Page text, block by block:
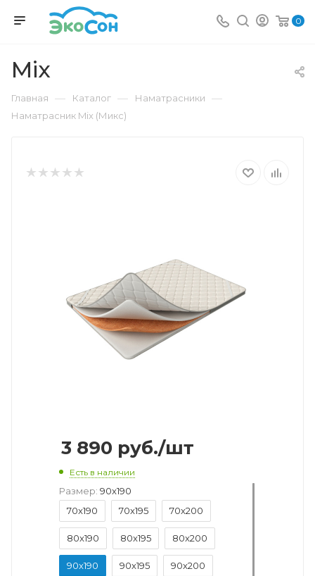
0
Mix
Главная — Каталог — Наматрасники —
Наматрасник Mix (Микс)
3 890 руб./шт
Есть в наличии
Размер: 90x190
70x190
70x195 70x200
80x190 80x195 80x200
90x190 90x195 90x200